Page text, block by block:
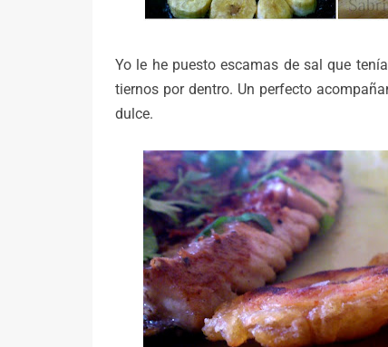
Yo le he puesto escamas de sal que
tiernos por dentro. Un perfecto
dulce.